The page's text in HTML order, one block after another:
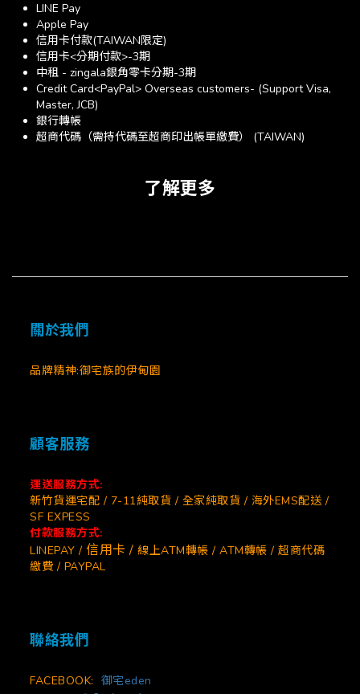
LINE Pay
Apple Pay
信用卡付款(TAIWAN限定)
信用卡<分期付款>-3期
中租 - zingala銀角零卡分期-3期
Credit Card<PayPal> Overseas customers- (Support Visa,
Master, JCB)
銀行轉帳
超商代碼（需持代碼至超商印出帳單繳費） (TAIWAN)
了解更多
關於我們
品牌精神:御宅族的伊甸園
顧客服務
運送服務方式:
新竹貨運宅配 / 7-11純取貨 / 全家純取貨 / 海外EMS配送 /
SF EXPESS
付款服務方式:
LINEPAY / 信用卡 / 線上ATM轉帳 / ATM轉帳 / 超商代碼
繳費 / PAYPAL
聯絡我們
FACEBOOK: 御宅eden